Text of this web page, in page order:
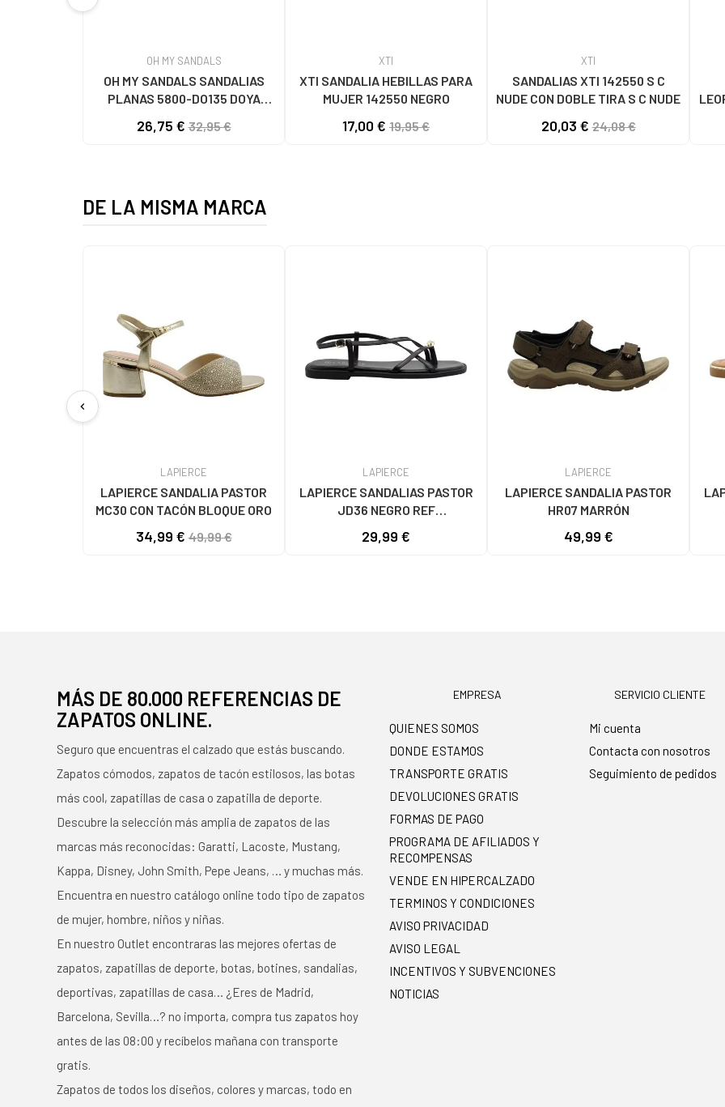
OH MY SANDALS
OH MY SANDALS SANDALIAS
PLANAS 5800-DO135 DOYA
26,75 €32,95 €
XTI
XTI SANDALIA HEBILLAS PARA
MUJER 142550 NEGRO
17,00 € 19,95 €
XTI
SANDALIAS XTI 142550 S C
NUDE CON DOBLE TIRA S C NUDE
20,03 €24,08 €
DE LA MISMA MARCA
chevron_left
LAPIERCE
LAPIERCE SANDALIA PASTOR
MC30 CON TACÓN BLOQUE ORO
34,99 €49,99 €
LAPIERCE
LAPIERCE SANDALIAS PASTOR
JD36 NEGRO REF
29,99 €
LAPIERCE
LAPIERCE SANDALIA PASTOR
HR07 MARRÓN
49,99 €
MÁS DE 80.000 REFERENCIAS DE
ZAPATOS ONLINE.
Seguro que encuentras el calzado que estás buscando.
Zapatos cómodos, zapatos de tacón estilosos, las botas
más cool, zapatillas de casa o zapatilla de deporte.
Descubre la selección más amplia de zapatos de las
marcas más reconocidas: Garatti, Lacoste, Mustang,
Kappa, Disney, John Smith, Pepe Jeans, … y muchas más.
Encuentra en nuestro catálogo online todo tipo de zapatos
de mujer, hombre, niños y niñas.
En nuestro Outlet encontraras las mejores ofertas de
zapatos, zapatillas de deporte, botas, botines, sandalias,
deportivas, zapatillas de casa… ¿Eres de Madrid,
Barcelona, Sevilla…? no importa, compra tus zapatos hoy
antes de las 08:00 y recíbelos mañana con transporte
gratis.
Zapatos de todos los diseños, colores y marcas, todo en
EMPRESA
QUIENES SOMOS
DONDE ESTAMOS
TRANSPORTE GRATIS
DEVOLUCIONES GRATIS
FORMAS DE PAGO
PROGRAMA DE AFILIADOS Y
RECOMPENSAS
VENDE EN HIPERCALZADO
TERMINOS Y CONDICIONES
AVISO PRIVACIDAD
AVISO LEGAL
INCENTIVOS Y SUBVENCIONES
NOTICIAS
SERVICIO CLIENTE
Mi cuenta
Contacta con nosotros
Seguimiento de pedidos